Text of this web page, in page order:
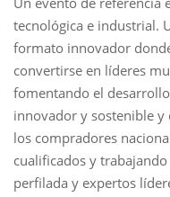
tecnológica e industrial.
formato innovador
convertirse en líderes
fomentando el
innovador y sostenible y
los compradores
cualificados y
perfilada y expertos